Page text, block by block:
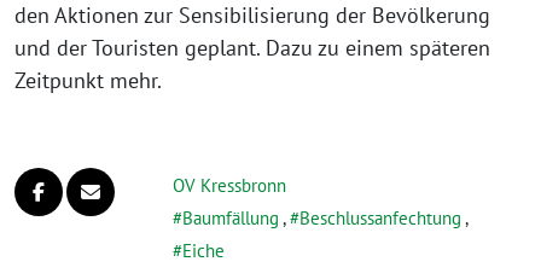
den Aktionen zur Sensibilisierung der Bevölkerung
und der Touristen geplant. Dazu zu einem spä­te­ren
Zeitpunkt mehr.
OV Kressbronn
Baumfällung , Beschlussanfechtung ,
Eiche